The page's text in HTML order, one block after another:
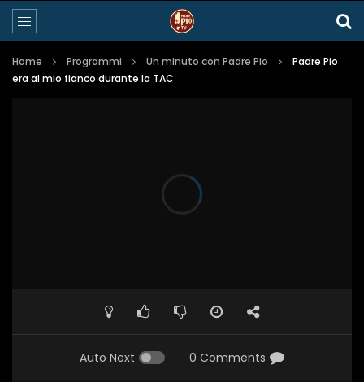
Home Programmi Un minuto con Padre Pio
Padre Pio
era al mio fianco durante la TAC
Auto Next 0 Comments